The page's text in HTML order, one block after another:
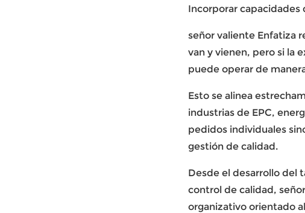
Incorporar capacidades
señor valiente Enfatiza
van y vienen, pero si la
puede operar de
Esto se alinea
industrias de EPC,
pedidos individuales
gestión de calidad.
Desde el desarrollo del
control de calidad,
organizativo orientado